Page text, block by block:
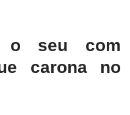
o seu com
carona no